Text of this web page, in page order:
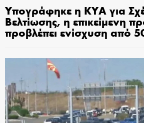
Υπογράφηκε η ΚΥΑ για
Βελτίωσης, η επικείμενη
προβλέπει ενίσχυση από